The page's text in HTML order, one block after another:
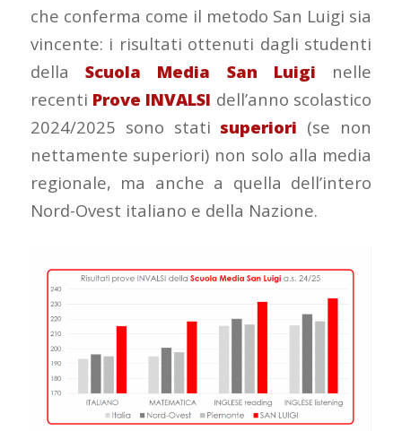
che conferma come il metodo San Luigi sia
vincente: i risultati ottenuti dagli studenti
della Scuola Media San Luigi nelle
recenti Prove INVALSI dell’anno scolastico
2024/2025 sono stati superiori (se non
nettamente superiori) non solo alla media
regionale, ma anche a quella dell’intero
Nord-Ovest italiano e della Nazione.